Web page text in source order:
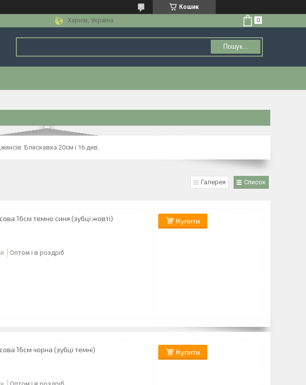
Кошик
Харків, Україна
Пошук...
Блискавка 20см і 16 див.
Галерея Список
16см темно синя (зубці жовті)
Оптом і в роздріб
Купити
16см чорна (зубці темні) Купити